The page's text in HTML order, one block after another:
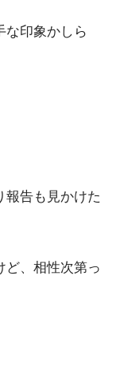
な印象かしら
報告も見かけた
ど、相性次第っ